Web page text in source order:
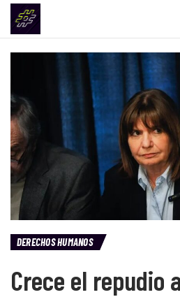
DERECHOS HUMANOS
Crece el repudio